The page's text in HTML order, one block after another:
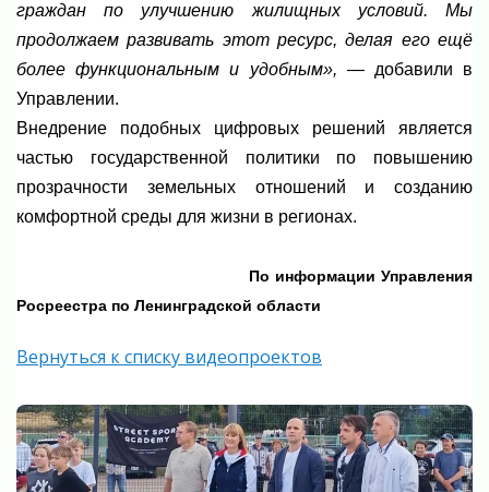
граждан по улучшению жилищных условий. Мы
продолжаем развивать этот ресурс, делая его ещё
более функциональным и удобным», — добавили в
Управлении.
Внедрение подобных цифровых решений является
частью государственной политики по повышению
прозрачности земельных отношений и созданию
комфортной среды для жизни в регионах.
По информации Управления
Росреестра по Ленинградской области
Вернуться к списку видеопроектов